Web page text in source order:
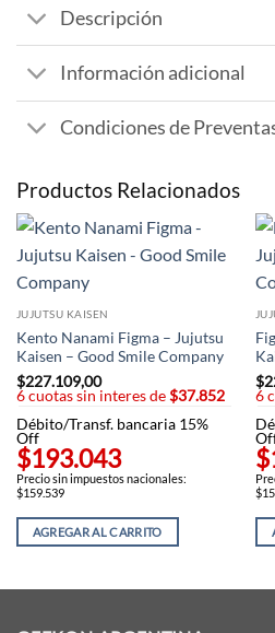
Descripción
Información adicional
Condiciones de
Productos Relacionados
JUJUTSU KAISEN
Kento Nanami Figma – Jujutsu
Kaisen – Good Smile Company
$227.109,00
6 cuotas sin interes de$37.852
Débito/Transf. bancaria 15%
Off
$193.043
Precio sin impuestos nacionales:
$159.539
AGREGAR AL CARRITO
$
6